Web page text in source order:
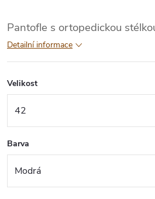
Pantofle s ortopedickou
Detailní informace
Velikost
Barva